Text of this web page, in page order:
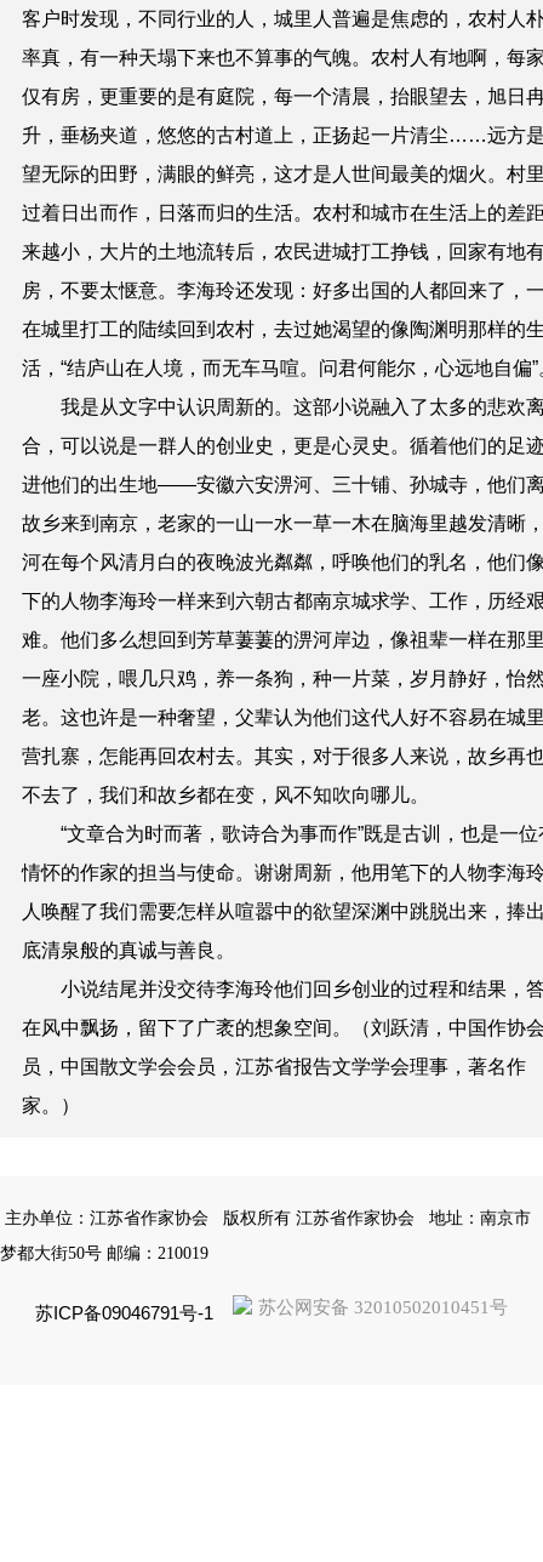
客户时发现，不同行业的人，城里人普遍是焦虑的，农村人
率真，有一种天塌下来也不算事的气魄。农村人有地啊，每
仅有房，更重要的是有庭院，每一个清晨，抬眼望去，旭日
升，垂杨夹道，悠悠的古村道上，正扬起一片清尘……远方
望无际的田野，满眼的鲜亮，这才是人世间最美的烟火。村
过着日出而作，日落而归的生活。农村和城市在生活上的差
来越小，大片的土地流转后，农民进城打工挣钱，回家有地
房，不要太惬意。李海玲还发现：好多出国的人都回来了，
在城里打工的陆续回到农村，去过她渴望的像陶渊明那样的
活，“结庐山在人境，而无车马喧。问君何能尔，心远地自偏”
我是从文字中认识周新的。 这部小说融入 了太多的悲欢
合，可以说是一群人 的创业史，更是心灵史。循着他们的足
进他们的出生地——安徽六安淠河 三十铺 孙城寺，他们
故乡来到南京，老家的一山一水一草一木在脑海里越发清晰
河在每个风清月白的夜晚波光粼粼，呼唤他们的乳名，他们
下的人物李海玲一样来到六朝古都南京城求学、工作，历经
难。他们多么想回到芳草萋萋的淠河岸边，像祖辈一样在那
一座小院，喂几只鸡，养一条狗，种一片菜，岁月静好，怡
老。这也许是一种奢望，父辈认为他们这代人好不容易在城
营扎寨，怎能再回农村去。其实， 对于很多人来说， 故乡再
不去了 ， 我们和故乡都在变，风不知吹向哪儿。
“文章合为时而著，歌诗合为事而作”既是古训
，也是一位
情怀的作家的担当与使命。谢谢周新，他用笔下的人物李海
人 唤醒了我们需要怎样从喧嚣中的欲望深渊中跳脱出来，捧
底清泉般的真诚与善良。
小说结尾并没交待李海玲他们回乡创业的过程和结果 ，
在风中飘扬，留下了广袤的想象空间 。
（刘跃清，中国作协
员，中国散文学会会员，江苏省报告文学学会理事，著名作
家。）
主办单位：江苏省作家协会 版权所有 江苏省作家协会
地址：南京市
梦都大街50号 邮编：210019
苏ICP备09046791号-1 苏公网安备 32010502010451号